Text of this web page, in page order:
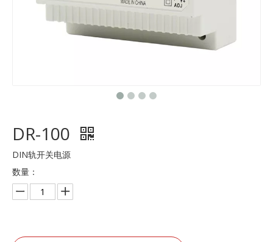
DR-100
DIN轨开关电源
数量：